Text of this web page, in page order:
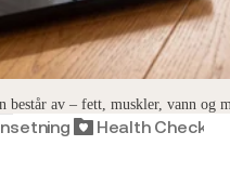
av – fett, muskler, vann og
Health Check-